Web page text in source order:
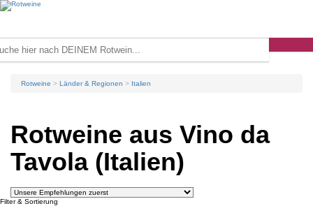
Rotweine Länder & Regionen Italien
Rotweine aus Vino da
Tavola (Italien)
Filter & Sortierung